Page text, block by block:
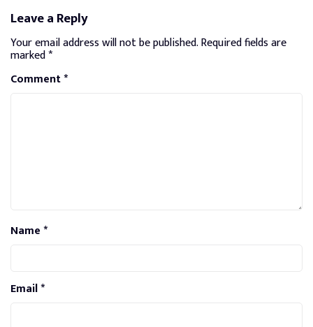
Leave a Reply
Your email address will not be published.Required fields are
marked*
Comment*
Name*
Email*